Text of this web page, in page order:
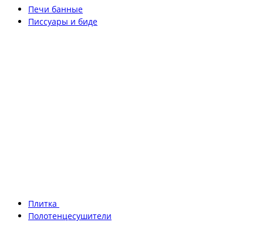
Печи банные
Писсуары и биде
Плитка
Полотенцесушители